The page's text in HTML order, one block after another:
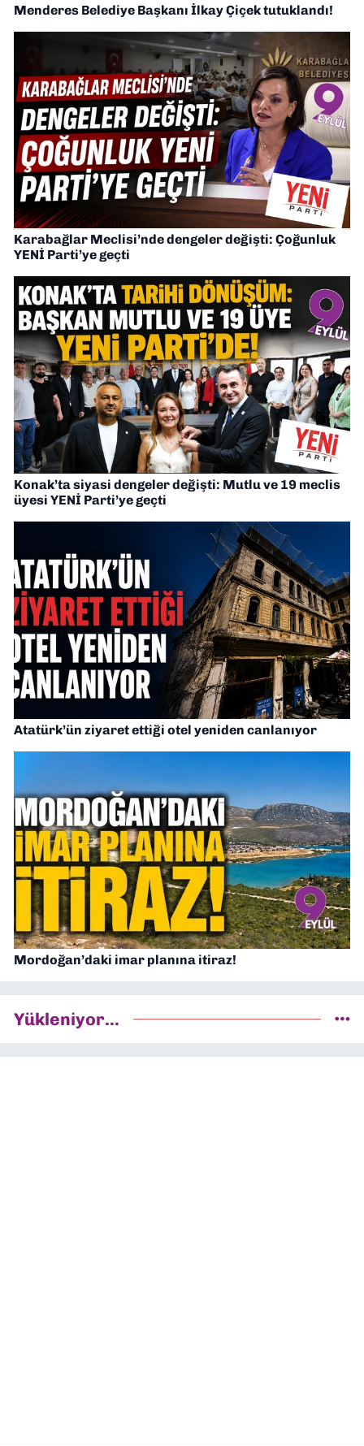
Menderes Belediye Başkanı İlkay Çiçek tutuklandı!
Karabağlar Meclisi’nde dengeler değişti: Çoğunluk
YENİ Parti’ye geçti
Konak’ta siyasi dengeler değişti: Mutlu ve 19 meclis
üyesi YENİ Parti’ye geçti
Atatürk’ün ziyaret ettiği otel yeniden canlanıyor
Mordoğan’daki imar planına itiraz!
Yükleniyor...